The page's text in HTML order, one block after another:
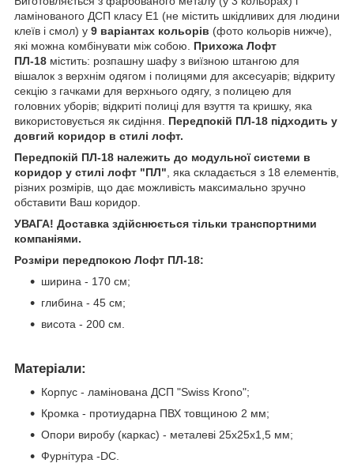
ламінованого ДСП класу Е1 (не містить шкідливих для людини
клеїв і смол) у 9 варіантах кольорів (фото кольорів нижче),
які можна комбінувати між собою. Прихожа Лофт
ПЛ-18 містить: розпашну шафу з виїзною штангою для
вішалок з верхнім одягом і полицями для аксесуарів; відкриту
секцію з гачками для верхнього одягу, з полицею для
головних уборів; відкриті полиці для взуття та кришку, яка
використовується як сидіння. Передпокій ПЛ-18 підходить у
довгий коридор в стилі лофт.
Передпокій ПЛ-18 належить до модульної системи в
коридор у стилі лофт "ПЛ" , яка складається з 18 елементів,
різних розмірів, що дає можливість максимально зручно
обставити Ваш коридор.
УВАГА! Доставка здійснюється тільки транспортними
компаніями.
Розміри передпокою Лофт ПЛ-18:
ширина - 170 см;
глибина - 45 см;
висота - 200 см.
Матеріали:
Корпус - ламінована ДСП "Swiss Krono";
Кромка - протиударна ПВХ товщиною 2 мм;
Опори виробу (каркас) - металеві 25х25х1,5 мм;
Фурнітура -DC.